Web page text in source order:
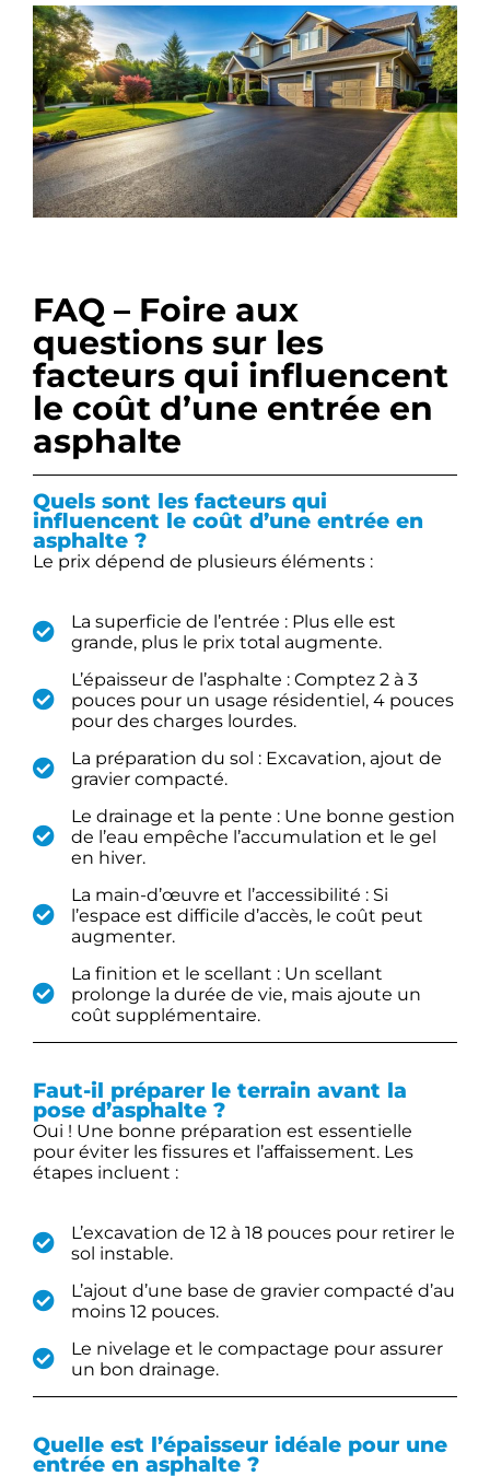
FAQ – Foire aux
questions sur les
facteurs qui influencent
le coût d’une entrée en
asphalte
Quels sont les facteurs qui
influencent le coût d’une entrée en
asphalte ?
Le prix dépend de plusieurs éléments :
La superficie de l’entrée : Plus elle est
grande, plus le prix total augmente.
L’épaisseur de l’asphalte : Comptez 2 à 3
pouces pour un usage résidentiel, 4 pouces
pour des charges lourdes.
La préparation du sol : Excavation, ajout de
gravier compacté.
Le drainage et la pente : Une bonne gestion
de l’eau empêche l’accumulation et le gel
en hiver.
La main-d’œuvre et l’accessibilité : Si
l’espace est difficile d’accès, le coût peut
augmenter.
La finition et le scellant : Un scellant
prolonge la durée de vie, mais ajoute un
coût supplémentaire.
Faut-il préparer le terrain avant la
pose d’asphalte ?
Oui ! Une bonne préparation est essentielle
pour éviter les fissures et l’affaissement. Les
étapes incluent :
L’excavation de 12 à 18 pouces pour retirer le
sol instable.
L’ajout d’une base de gravier compacté d’au
moins 12 pouces.
Le nivelage et le compactage pour assurer
un bon drainage.
Quelle est l’épaisseur idéale pour une
entrée en asphalte ?